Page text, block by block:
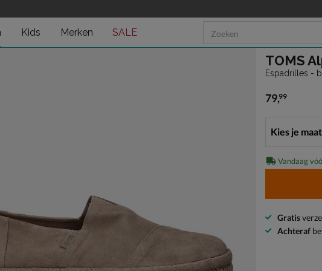
Kids Merken SALE
TOMS
Espadrilles -
€ 79,99
79,99
Kies je maat
Vandaag
Gratis
Achteraf